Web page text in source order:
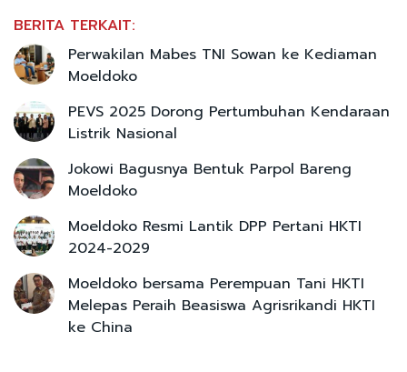
BERITA TERKAIT:
Perwakilan Mabes TNI Sowan ke Kediaman
Moeldoko
PEVS 2025 Dorong Pertumbuhan Kendaraan
Listrik Nasional
Jokowi Bagusnya Bentuk Parpol Bareng
Moeldoko
Moeldoko Resmi Lantik DPP Pertani HKTI
2024-2029
Moeldoko bersama Perempuan Tani HKTI
Melepas Peraih Beasiswa Agrisrikandi HKTI
ke China